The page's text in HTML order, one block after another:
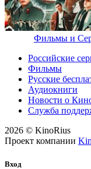
Фильмы и
Российские
Фильмы
Русские
Аудиокниги
Новости о
Служба
2026 © KinoRius
Проект компании
Вход